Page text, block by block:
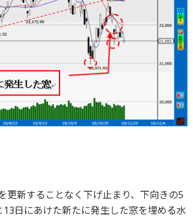
更新することなく下げ止まり、下向きの5
日にあけた新たに発生した窓を埋める水